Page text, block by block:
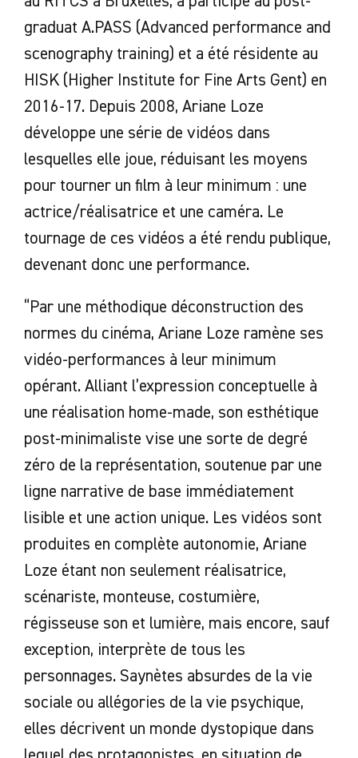
graduat A.PASS (Advanced performance and
scenography training) et a été résidente au
HISK (Higher Institute for Fine Arts Gent) en
2016-17. Depuis 2008, Ariane Loze
développe une série de vidéos dans
lesquelles elle joue, réduisant les moyens
pour tourner un film à leur minimum : une
actrice/réalisatrice et une caméra. Le
tournage de ces vidéos a été rendu publique,
devenant donc une performance.
“Par une méthodique déconstruction des
normes du cinéma, Ariane Loze ramène ses
vidéo-performances à leur minimum
opérant. Alliant l’expression conceptuelle à
une réalisation home-made, son esthétique
post-minimaliste vise une sorte de degré
zéro de la représentation, soutenue par une
ligne narrative de base immédiatement
lisible et une action unique. Les vidéos sont
produites en complète autonomie, Ariane
Loze étant non seulement réalisatrice,
scénariste, monteuse, costumière,
régisseuse son et lumière, mais encore, sauf
exception, interprète de tous les
personnages. Saynètes absurdes de la vie
sociale ou allégories de la vie psychique,
elles décrivent un monde dystopique dans